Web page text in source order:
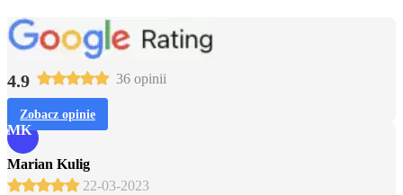
4.9 36 opinii
Zobacz opinie
MK
Marian Kulig
22-03-2023